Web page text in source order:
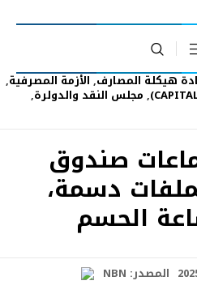
هيكلة المصارف,الأزمة المصرفية,
, مجلس النقد والدولرة,
صندوق
دسمة،
الحسم
المصدر: NBN